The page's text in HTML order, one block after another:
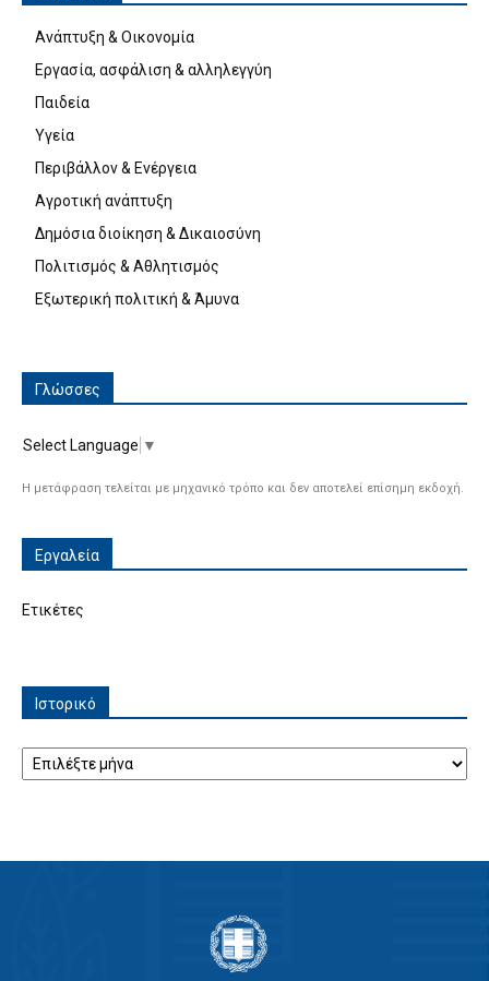
Ανάπτυξη & Οικονομία
Εργασία, ασφάλιση & αλληλεγγύη
Παιδεία
Υγεία
Περιβάλλον & Ενέργεια
Αγροτική ανάπτυξη
Δημόσια διοίκηση & Δικαιοσύνη
Πολιτισμός & Αθλητισμός
Εξωτερική πολιτική & Άμυνα
Γλώσσες
Select Language ▼
Η μετάφραση τελείται με μηχανικό τρόπο και δεν αποτελεί επίσημη εκδοχή.
Εργαλεία
Ετικέτες
Ιστορικό